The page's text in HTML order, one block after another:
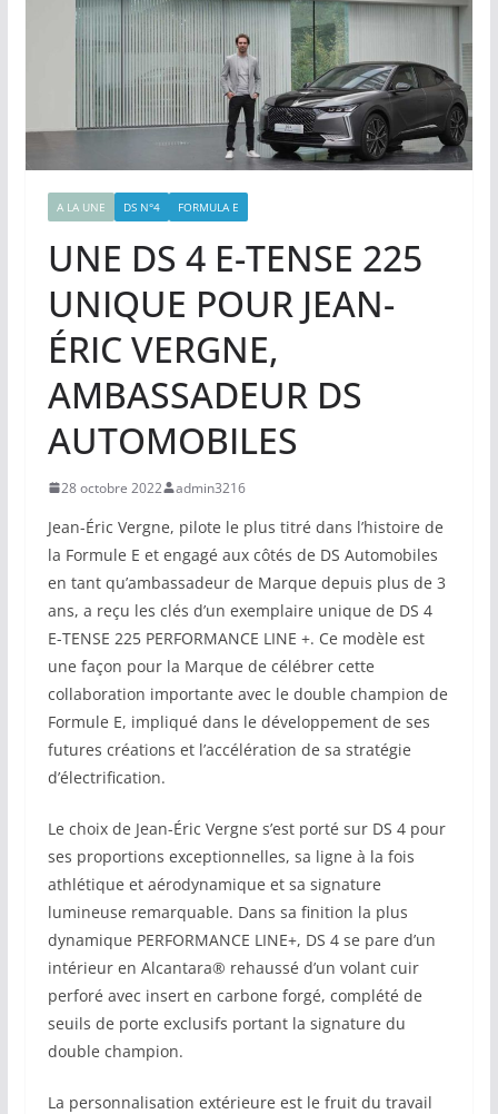
A LA UNE DS N°4 FORMULA E
UNE DS 4 E-TENSE 225
UNIQUE POUR JEAN-
ÉRIC VERGNE,
AMBASSADEUR DS
AUTOMOBILES
28 octobre 2022 admin3216
Jean-Éric Vergne, pilote le plus titré dans l’histoire de
la Formule E et engagé aux côtés de DS Automobiles
en tant qu’ambassadeur de Marque depuis plus de 3
ans, a reçu les clés d’un exemplaire unique de DS 4
E-TENSE 225 PERFORMANCE LINE +. Ce modèle est
une façon pour la Marque de célébrer cette
collaboration importante avec le double champion de
Formule E, impliqué dans le développement de ses
futures créations et l’accélération de sa stratégie
d’électrification.
Le choix de Jean-Éric Vergne s’est porté sur DS 4 pour
ses proportions exceptionnelles, sa ligne à la fois
athlétique et aérodynamique et sa signature
lumineuse remarquable. Dans sa finition la plus
dynamique PERFORMANCE LINE+, DS 4 se pare d’un
intérieur en Alcantara® rehaussé d’un volant cuir
perforé avec insert en carbone forgé, complété de
seuils de porte exclusifs portant la signature du
double champion.
La personnalisation extérieure est le fruit du travail